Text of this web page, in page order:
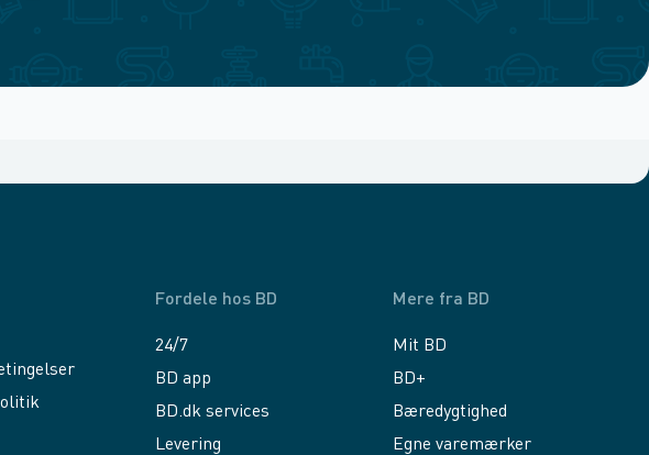
Fordele hos BD
24/7
BD app
BD.dk services
Levering
Mere fra BD
Mit BD
BD+
Bæredygtighed
Egne varemærker